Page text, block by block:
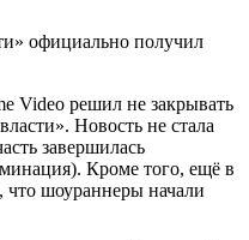
Video решил не закрывать
Новость не стала
завершилась
Кроме того, ещё в
что шоураннеры начали